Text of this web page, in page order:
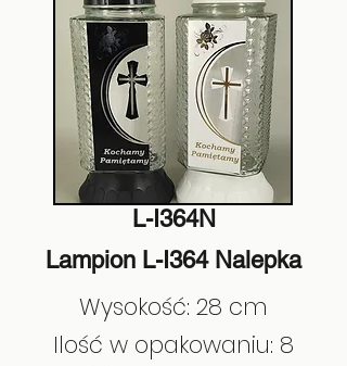
L-I364N
Lampion L-I364 Nalepka
Wysokość: 28 cm
Ilość w opakowaniu: 8